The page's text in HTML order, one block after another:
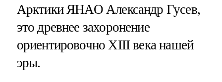
Арктики ЯНАО Александр Гусев,
это древнее захоронение
ориентировочно XIII века нашей
эры.